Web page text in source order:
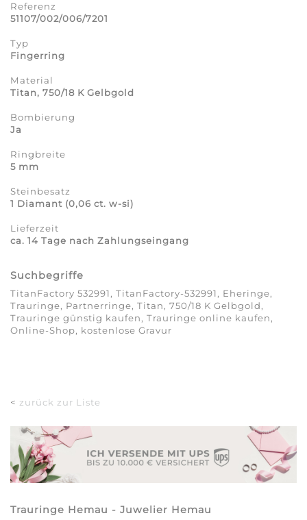
Referenz
51107/002/006/7201
Typ
Fingerring
Material
Titan, 750/18 K Gelbgold
Bombierung
Ja
Ringbreite
5 mm
Steinbesatz
1 Diamant (0,06 ct. w-si)
Lieferzeit
ca. 14 Tage nach Zahlungseingang
Suchbegriffe
TitanFactory 532991, TitanFactory-532991, Eheringe,
Trauringe, Partnerringe, Titan, 750/18 K Gelbgold,
Trauringe günstig kaufen, Trauringe online kaufen,
Online-Shop, kostenlose Gravur
< zurück zur Liste
Trauringe Hemau - Juwelier Hemau